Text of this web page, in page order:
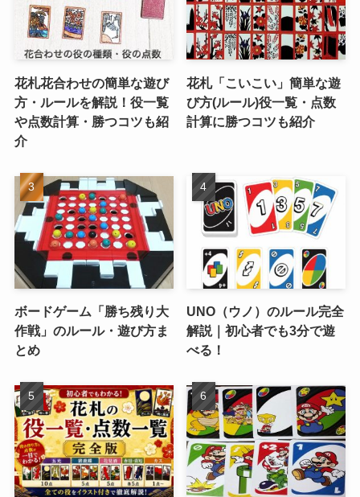
花札花合わせの簡単な遊び
方・ルールを解説！役一覧
や点数計算・勝つコツも紹
介
花札「こいこい」簡単な遊
び方(ルール)役一覧・点数
計算に勝つコツも紹介
ボードゲーム「勝ち残り大
作戦」のルール・遊び方ま
とめ
UNO（ウノ）のルール完全
解説｜初心者でも3分で遊
べる！